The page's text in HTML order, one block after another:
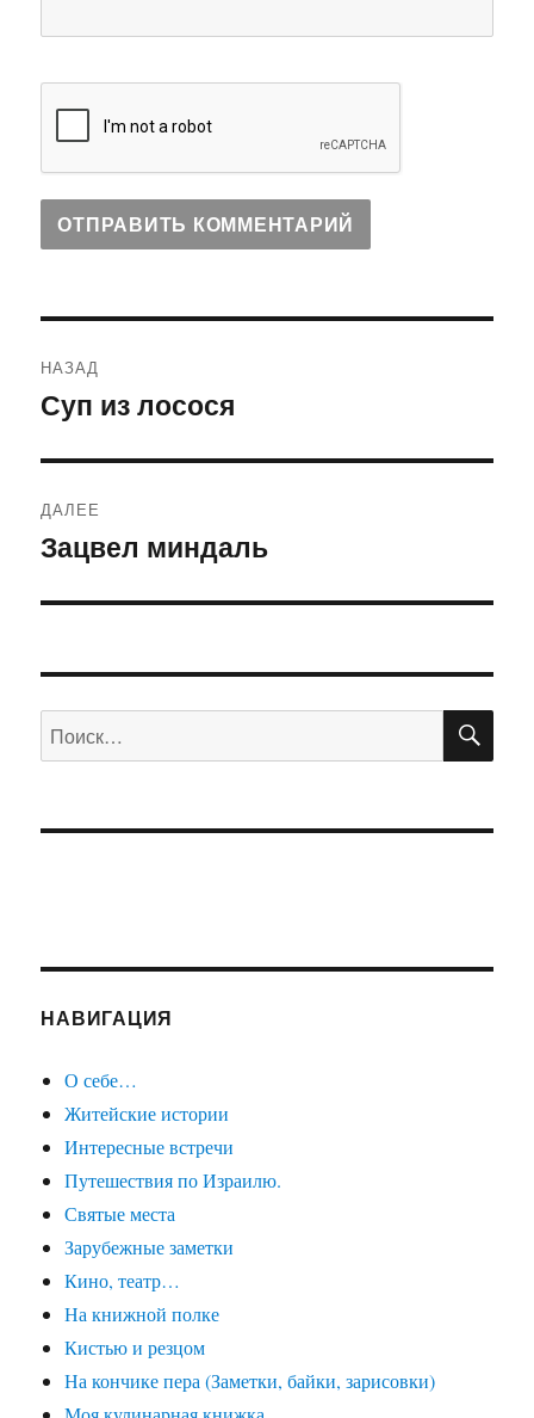
по
НАЗАД
Предыдущая
Суп из лосося
ДАЛЕЕ
Следующая
Зацвел миндаль
Искать:
НАВИГАЦИЯ
О себе…
Житейские истории
Интересные встречи
Путешествия по Израилю.
Святые места
Зарубежные заметки
Кино, театр…
На книжной полке
Кистью и резцом
На кончике пера (Заметки, байки, зарисовки)